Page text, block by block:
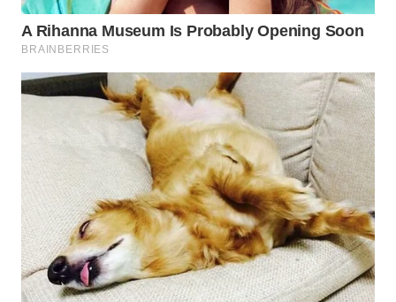
WAHANA
INFRASTRUKTUR
WAHANA
KONSUMEN
WAHANA
LISTRIK
WAHANA
TRAVEL
WAHANA
TV